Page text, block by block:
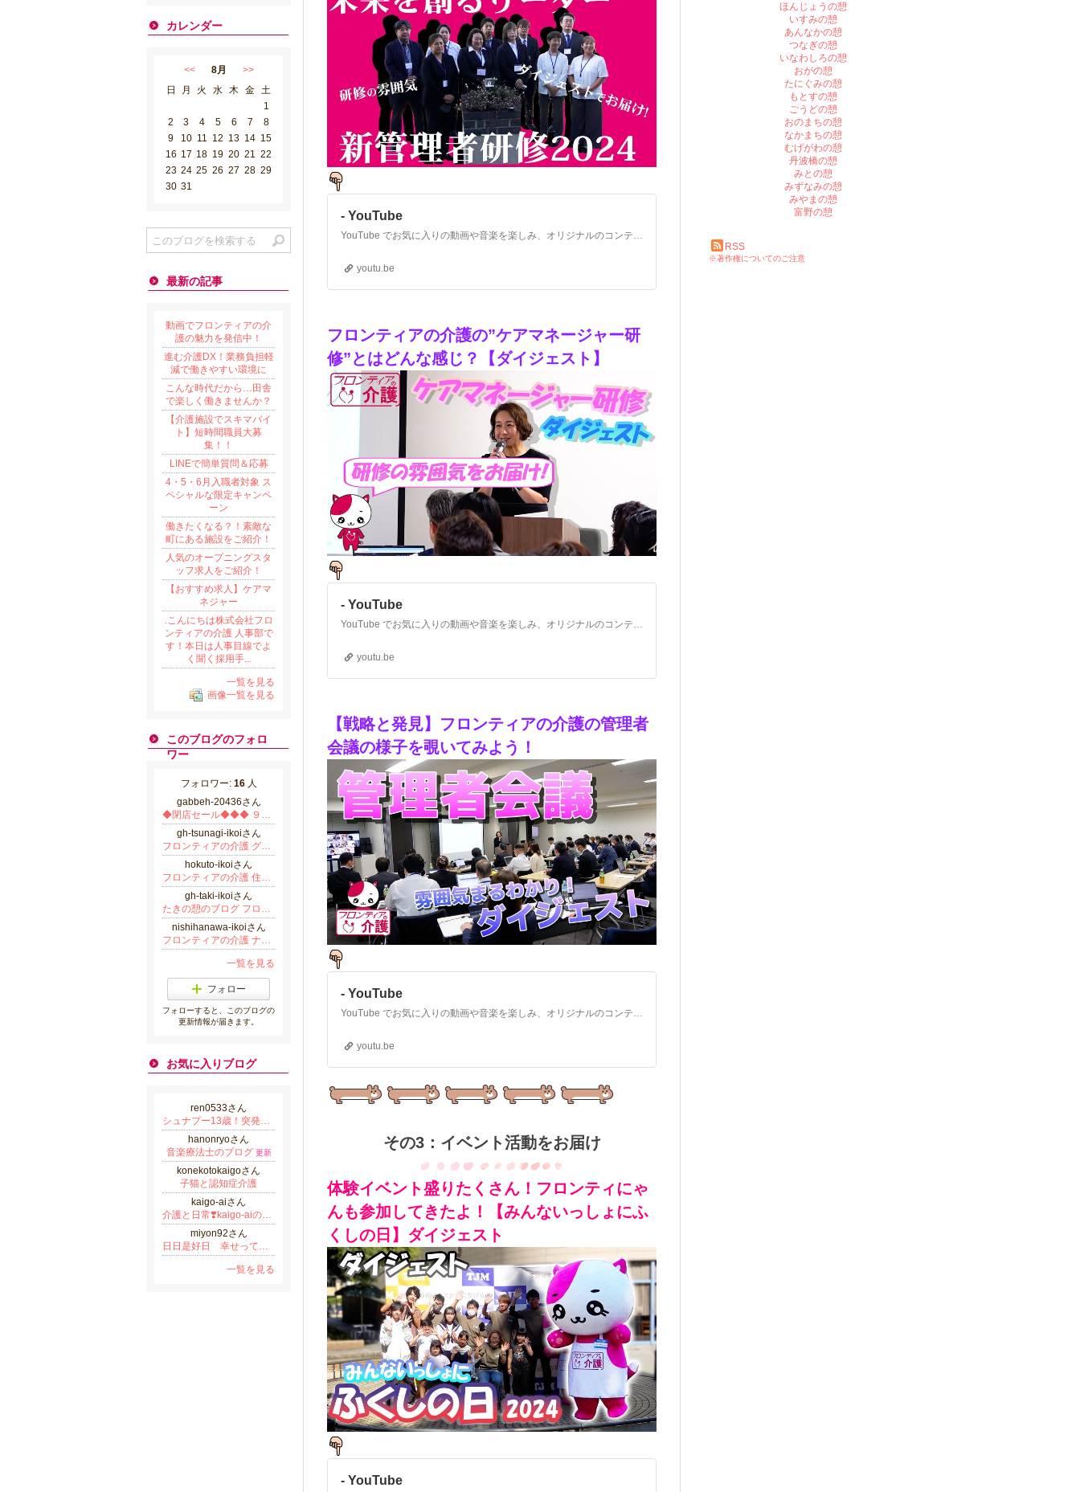
- YouTube
YouTube でお気に入りの動画や音楽を楽しみ、オリジナルのコンテンツをアップロードして友だちや家族、世界中の人たちと共有しましょう。
youtu.be
フロンティアの介護の”ケアマネージャー研
修”とはどんな感じ？【ダイジェスト】
- YouTube
YouTube でお気に入りの動画や音楽を楽しみ、オリジナルのコンテンツをアップロードして友だちや家族、世界中の人たちと共有しましょう。
youtu.be
【戦略と発見】フロンティアの介護の管理者
会議の様子を覗いてみよう！
- YouTube
youtu.be
その3：イベント活動をお届け
体験イベント盛りたくさん！フロンティにゃ
んも参加してきたよ！【みんないっしょにふ
くしの日】ダイジェスト
- YouTube
ほんじょうの憩
いすみの憩
あんなかの憩
つなぎの憩
いなわしろの憩
おがの憩
たにぐみの憩
もとすの憩
ごうどの憩
おのまちの憩
なかまちの憩
むげがわの憩
丹波橋の憩
みとの憩
みずなみの憩
みやまの憩
富野の憩
RSS
※著作権についてのご注意
カレンダー
<< 8月
>>
日
月 火 水 木 金 土
1
2
3 4 5 6 7
8
9
10 11 12 13 14 15
16 17 18 19 20 21 22
23 24 25 26 27 28 29
30 31
最新の記事
動画でフロンティアの介
護の魅力を発信中！
進む介護DX！業務負担軽
減で働きやすい環境に
こんな時代だから…田舎
で楽しく働きませんか？
【介護施設でスキマバイ
ト】短時間職員大募
集！！
LINEで簡単質問＆応募
4・5・6月入職者対象 ス
ペシャルな限定キャンペ
ーン
働きたくなる？！素敵な
町にある施設をご紹介！
人気のオープニングスタ
ッフ求人をご紹介！
【おすすめ求人】ケアマ
ネジャー
.こんにちは株式会社フロ
ンティアの介護 人事部で
す！本日は人事目線でよ
く聞く採用手...
一覧を見る
画像一覧を見る
このブログのフォロ
ワー
フォロワー: 16人
gabbeh-20436さん
◆閉店セール◆◆◆ ９０％オフ ◆１円 ペルシャ絨毯◆ ギャッベ
gh-tsunagi-ikoiさん
フロンティアの介護 グループホームつなぎの憩のブログ
hokuto-ikoiさん
フロンティアの介護 住宅型有料老人ホーム 北杜の憩のブログ
gh-taki-ikoiさん
たきの憩のブログ フロンティアの介護 グループホーム
nishihanawa-ikoiさん
フロンティアの介護 ナーシングホーム 西花輪の憩のブログ
一覧を見る
フォロー
フォローすると、このブログの
更新情報が届きます。
お気に入りブログ
ren0533さん
シュナプー13歳！突発性後天性網膜変性症、心臓病闘病記録
hanonryoさん
音楽療法士のブログ 更新
konekotokaigoさん
子猫と認知症介護
kaigo-aiさん
介護と日常❣️kaigo-aiのブログ
miyon92さん
日日是好日 幸せってなんだっけ.:*ﾟ＊
一覧を見る